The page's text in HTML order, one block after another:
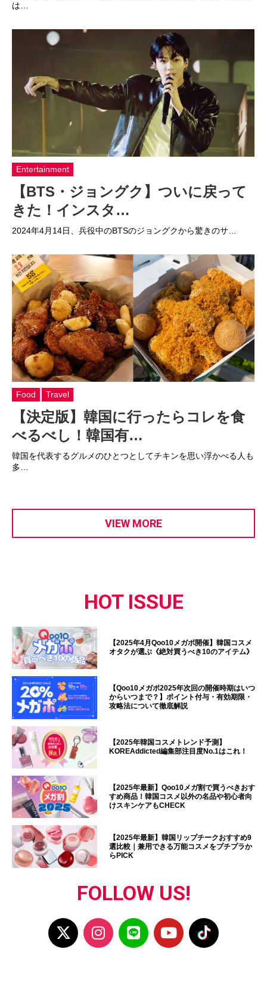
は…
Entertainment
【BTS・ジョングク】ついに戻って
きた！インスタ…
2024年4月14日、兵役中のBTSのジョングクから驚きのサ…
Food Travel
【決定版】韓国に行ったらコレを食
べるべし！韓国有…
韓国を代表するグルメのひとつとしてチキンを思い浮かべる人も
多…
VIEW MORE
HOT ISSUE
【2025年4月Qoo10メガポ開催】韓国コスメ
オタクが選ぶ《絶対買うべき10のアイテム》
【Qoo10メガポ2025年次回の開催時期はいつ
からいつまで？】ポイント付与・有効期限・
攻略法について徹底解説
【2025年韓国コスメトレンド予測】
KOREAddicted編集部注目度No.1はこれ！
【2025年最新】Qoo10メガ割で買うべきおす
すめ商品！韓国コスメ以外の名品や初心者向
けスキンケアもCHECK
【2025年最新】韓国リップチークおすすめ9
選比較｜兼用できる万能コスメをプチプラか
らPICK
FOLLOW US!